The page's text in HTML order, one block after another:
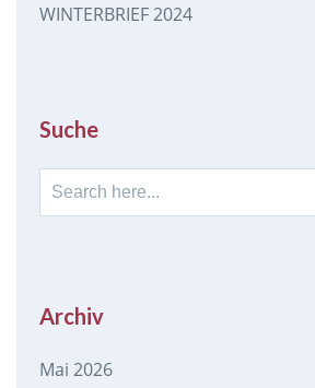
WINTERBRIEF 2024
Suche
Search
for:
Archiv
Mai 2026